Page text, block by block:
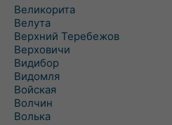
Великорита
Велута
Верхний Теребежов
Верховичи
Видибор
Видомля
Войская
Волчин
Волька